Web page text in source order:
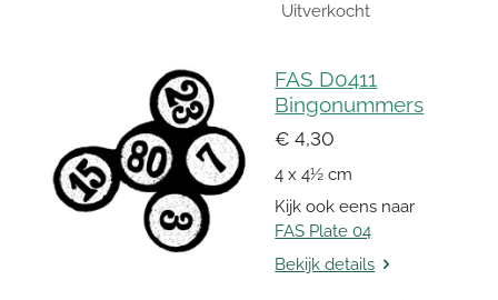
Uitverkocht
FAS D0411
Bingonummers
€ 4,30
4 x 4½ cm
Kijk ook eens naar
FAS Plate 04
Bekijk details